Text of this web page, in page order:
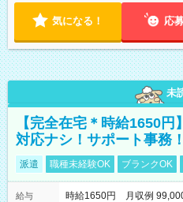
気になる！ 応
未
【完全在宅＊時給1650
対応ナシ！サポート事務！
派遣 職種未経験OK ブランクOK
給与
時給1650円 月収例